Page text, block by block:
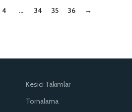
4 … 34 35 36 →
Kesici Takımlar
Tornalama